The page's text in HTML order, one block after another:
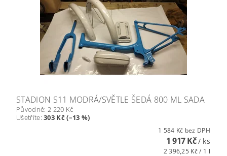
STADION S11 MODRÁ/SVĚTLE ŠEDÁ 800 ML SADA
Původně: 2 220 Kč
Ušetříte:303 Kč (–13 %)
1 584 Kč bez DPH
1 917 Kč/ ks
2 396,25 Kč / 1 l